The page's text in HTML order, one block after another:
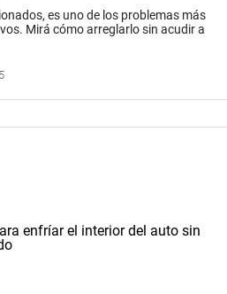
es uno de los problemas más
Mirá cómo arreglarlo sin acudir a